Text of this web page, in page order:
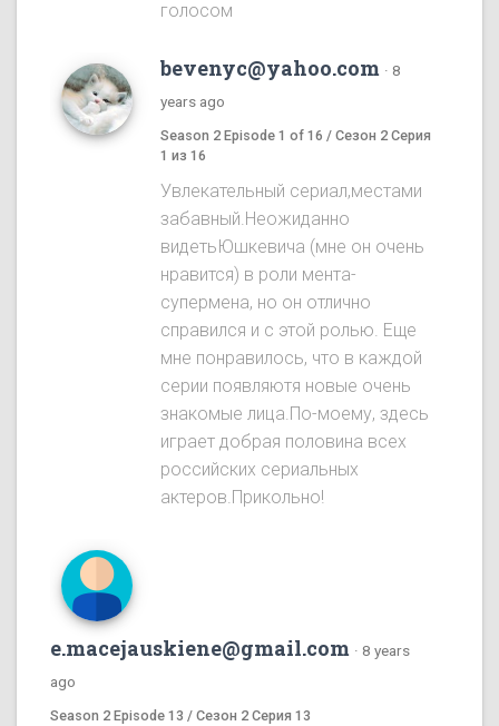
голосом
bevenyc@yahoo.com · 8
years ago
Season 2 Episode 1 of 16 / Сезон 2 Серия
1 из 16
Увлекательный сериал,местами
забавный.Неожиданно
видетьЮшкевича (мне он очень
нравится) в роли мента-
супермена, но он отлично
справился и с этой ролью. Еще
мне понравилось, что в каждой
серии появляютя новые очень
знакомые лица.По-моему, здесь
играет добрая половина всех
российских сериальных
актеров.Прикольно!
e.macejauskiene@gmail.com · 8 years
ago
Season 2 Episode 13 / Сезон 2 Серия 13